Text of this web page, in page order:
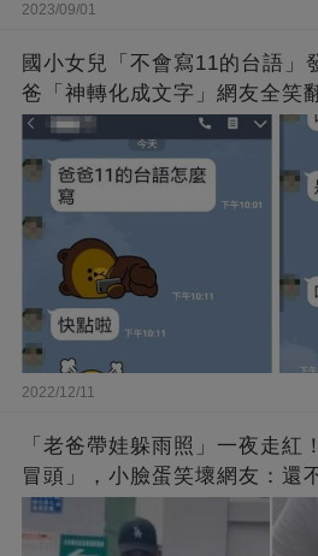
2023/09/01
國小女兒「不會寫11的台語
爸「神轉化成文字」網友全笑
2022/12/11
「老爸帶娃躲雨照」一夜走紅
冒頭」，小臉蛋笑壞網友：還